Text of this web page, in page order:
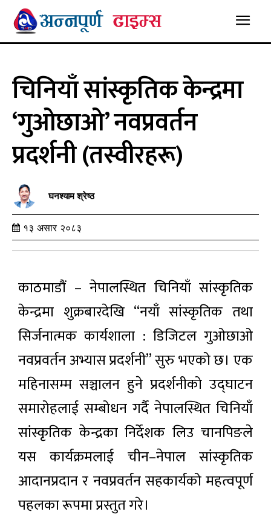
चिनियाँ सांस्कृतिक केन्द्रमा
‘गुओछाओ’ नवप्रवर्तन
प्रदर्शनी (तस्वीरहरू)
घनश्याम श्रेष्ठ
१३ असार २०८३
काठमाडौं – नेपालस्थित चिनियाँ सांस्कृतिक
केन्द्रमा शुक्रबारदेखि “नयाँ सांस्कृतिक तथा
सिर्जनात्मक कार्यशाला : डिजिटल गुओछाओ
नवप्रवर्तन अभ्यास प्रदर्शनी” सुरु भएको छ। एक
महिनासम्म सञ्चालन हुने प्रदर्शनीको उद्घाटन
समारोहलाई सम्बोधन गर्दै नेपालस्थित चिनियाँ
सांस्कृतिक केन्द्रका निर्देशक लिउ चानपिङले
यस कार्यक्रमलाई चीन–नेपाल सांस्कृतिक
आदानप्रदान र नवप्रवर्तन सहकार्यको महत्वपूर्ण
पहलका रूपमा प्रस्तुत गरे।